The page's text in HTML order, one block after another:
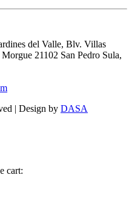
del Valle, Blv. Villas
21102 San Pedro Sula,
| Design by DASA
cart: